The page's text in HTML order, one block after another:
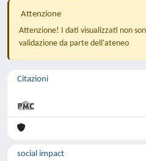
Attenzione
Attenzione! I dati visualizzati non
validazione da parte dell'ateneo
Citazioni
social impact